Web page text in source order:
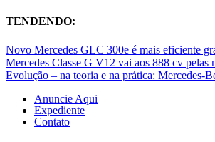
TENDENDO:
Novo Mercedes GLC 300e é mais eficiente
Mercedes Classe G V12 vai aos 888 cv pelas
Evolução – na teoria e na prática: Mercedes-
Anuncie Aqui
Expediente
Contato